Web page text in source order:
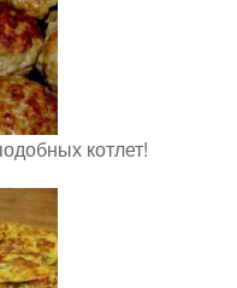
котлет!